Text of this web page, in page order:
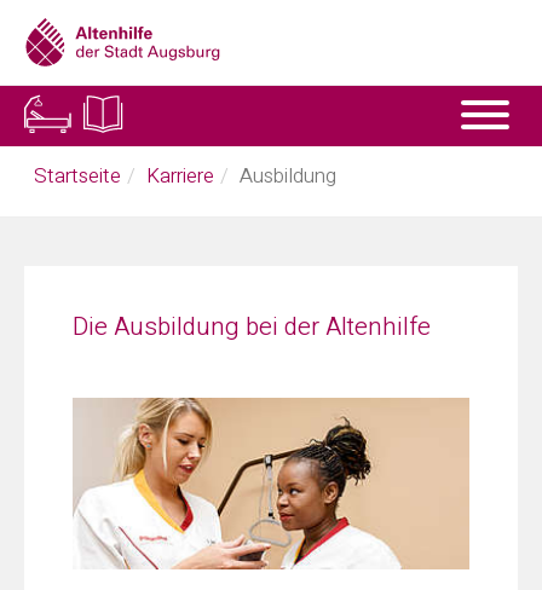
Skip
main
content
You
Startseite Karriere Ausbildung
Die Ausbildung bei der Altenhilfe